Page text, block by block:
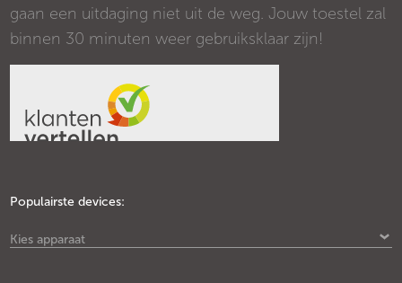
gaan een uitdaging niet uit de weg. Jouw toestel zal
binnen 30 minuten weer gebruiksklaar zijn!
Populairste devices:
Kies apparaat